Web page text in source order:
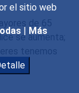
el sitio web
| Más
de 65
se aumenta;
tenemos